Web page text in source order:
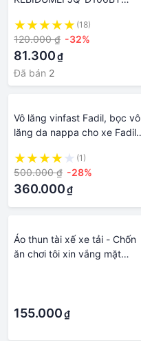
Âm Và Cuộc Gọi Cho Xe Hơi
(18)
120.000 ₫ -32%
81.300₫
Đã bán 2
Vô lăng vinfast Fadil, bọc vô
lăng da nappa cho xe Fadil,
Fadil, shop gọi lại TV & có
video HD
(1)
500.000 ₫ -28%
360.000₫
Áo thun tài xế xe tải - Chốn
ăn chơi tôi xin vắng mặt
155.000₫